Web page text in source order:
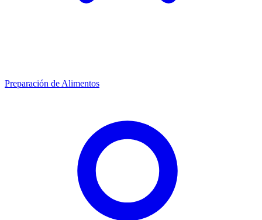
Preparación de Alimentos